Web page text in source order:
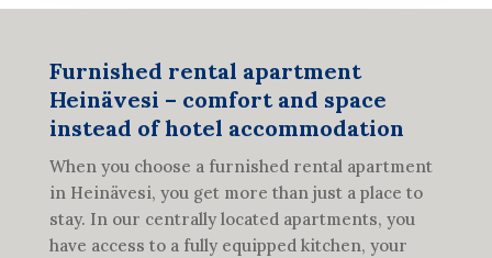
Furnished rental apartment
Heinävesi – comfort and space
instead of hotel accommodation
When you choose a furnished rental apartment
in Heinävesi, you get more than just a place to
stay. In our centrally located apartments, you
have access to a fully equipped kitchen, your